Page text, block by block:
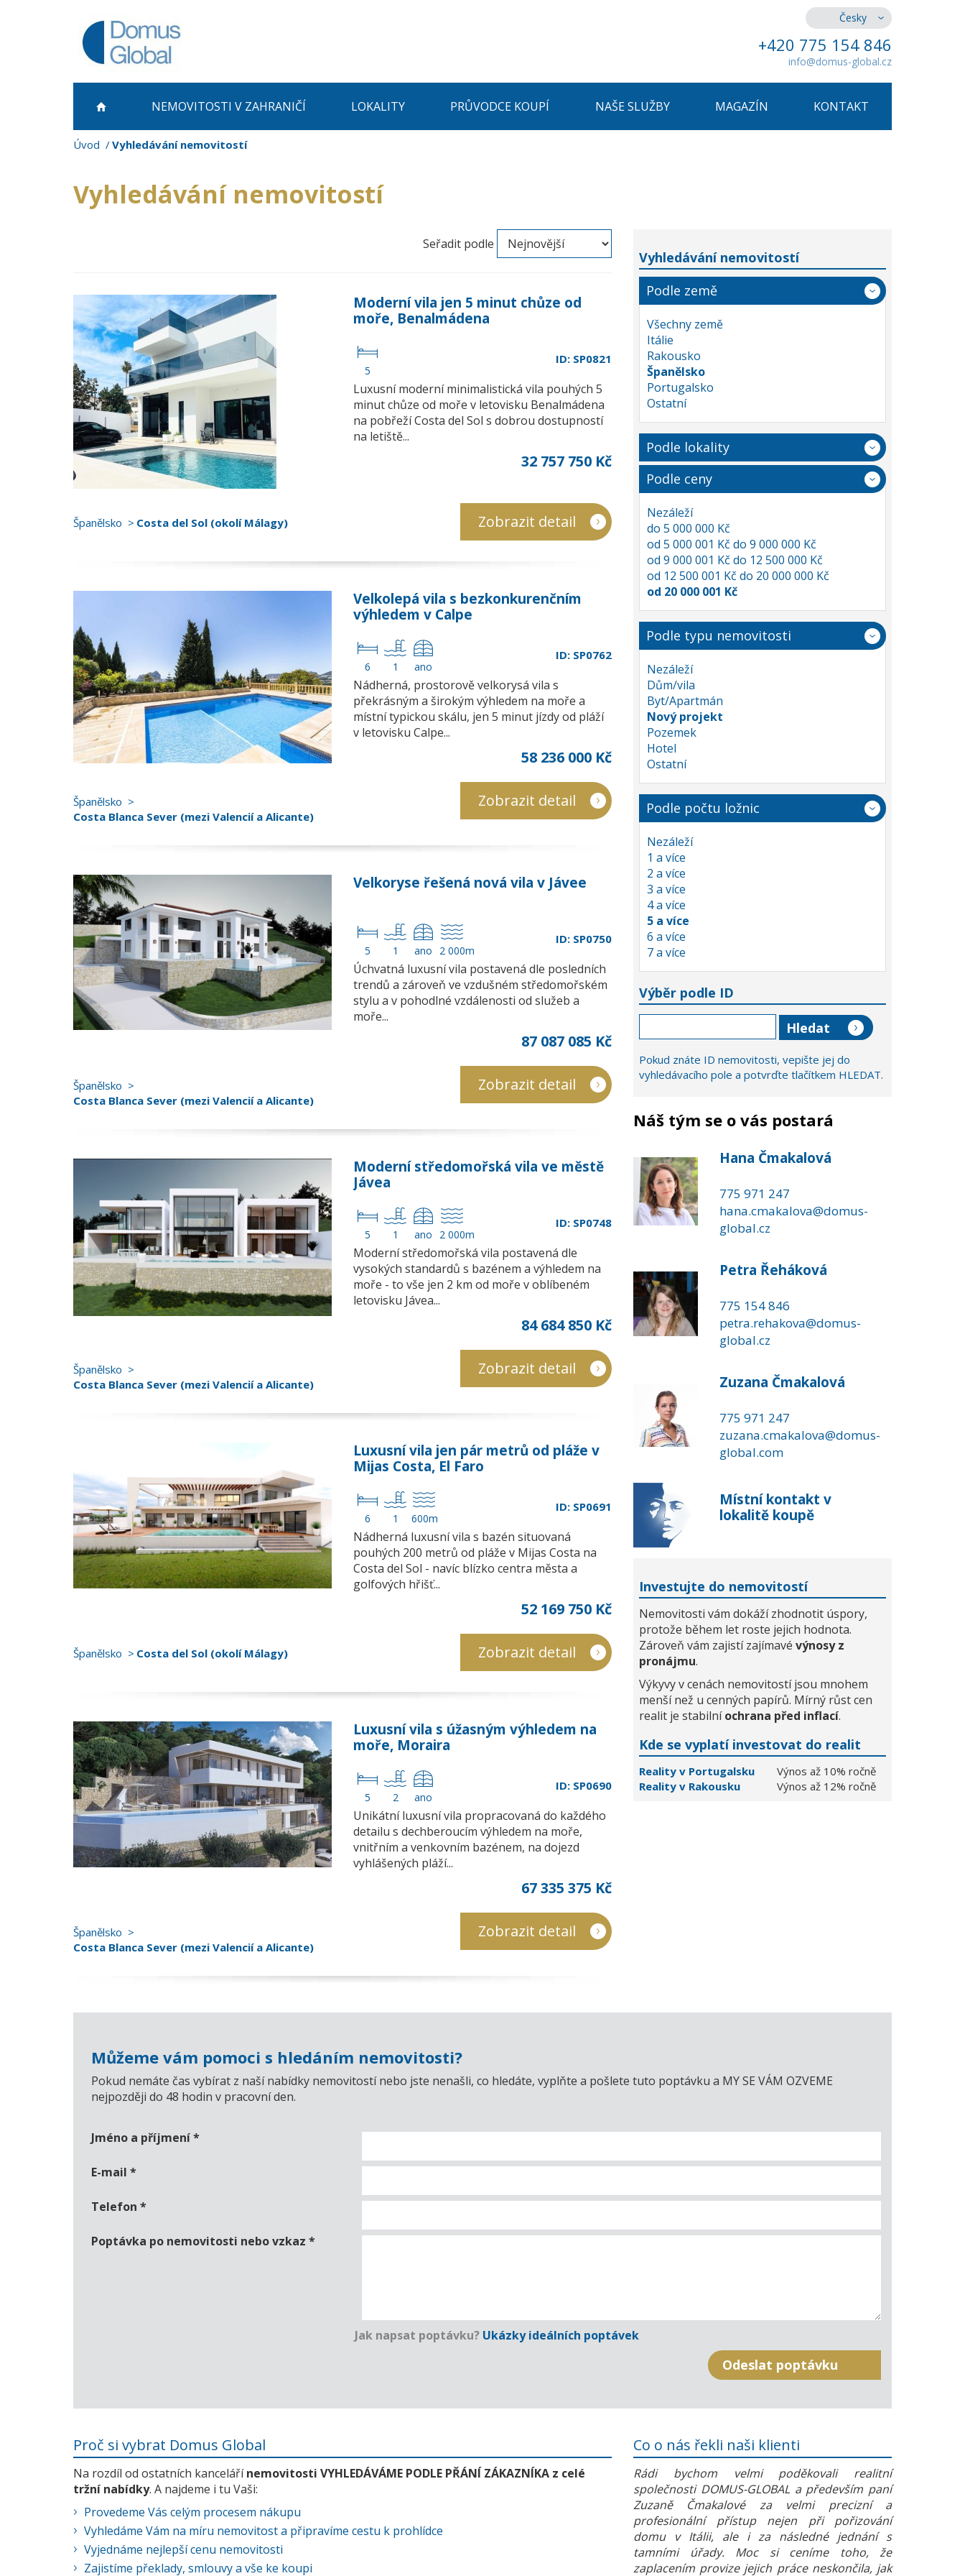
Česky
+420 775 154 846
info@domus-global.cz
NEMOVITOSTI V ZAHRANIČÍ LOKALITY PRŮVODCE KOUPÍ NAŠE SLUŽBY MAGAZÍN KONTAKT
Úvod Vyhledávání nemovitostí
Vyhledávání nemovitostí
Seřadit podle
Moderní vila jen 5 minut chůze od
moře, Benalmádena
5
ID: SP0821
Luxusní moderní minimalistická vila pouhých 5
minut chůze od moře v letovisku Benalmádena
na pobřeží Costa del Sol s dobrou dostupností
na letiště...
32 757 750 Kč
Španělsko Costa del Sol (okolí Málagy) Zobrazit detail
Velkolepá vila s bezkonkurenčním
výhledem v Calpe
6 1 ano
ID: SP0762
Nádherná, prostorově velkorysá vila s
překrásným a širokým výhledem na moře a
místní typickou skálu, jen 5 minut jízdy od pláží
v letovisku Calpe...
58 236 000 Kč
Španělsko
Costa Blanca Sever (mezi Valencií a Alicante)
Zobrazit detail
Velkoryse řešená nová vila v Jávee
5 1 ano 2 000m
ID: SP0750
Úchvatná luxusní vila postavená dle posledních
trendů a zároveň ve vzdušném středomořském
stylu a v pohodlné vzdálenosti od služeb a
moře...
87 087 085 Kč
Španělsko
Costa Blanca Sever (mezi Valencií a Alicante)
Zobrazit detail
Moderní středomořská vila ve městě
Jávea
5 1 ano 2 000m
ID: SP0748
Moderní středomořská vila postavená dle
vysokých standardů s bazénem a výhledem na
moře - to vše jen 2 km od moře v oblíbeném
letovisku Jávea...
84 684 850 Kč
Španělsko
Costa Blanca Sever (mezi Valencií a Alicante)
Zobrazit detail
Luxusní vila jen pár metrů od pláže v
Mijas Costa, El Faro
6 1 600m
ID: SP0691
Nádherná luxusní vila s bazén situovaná
pouhých 200 metrů od pláže v Mijas Costa na
Costa del Sol - navíc blízko centra města a
golfových hřišť...
52 169 750 Kč
Španělsko Costa del Sol (okolí Málagy) Zobrazit detail
Luxusní vila s úžasným výhledem na
moře, Moraira
5 2 ano
ID: SP0690
Unikátní luxusní vila propracovaná do každého
detailu s dechberoucím výhledem na moře,
vnitřním a venkovním bazénem, na dojezd
vyhlášených pláží...
67 335 375 Kč
Španělsko
Costa Blanca Sever (mezi Valencií a Alicante)
Zobrazit detail
Vyhledávání nemovitostí
Podle země
Všechny země
Itálie
Rakousko
Španělsko
Portugalsko
Ostatní
Podle lokality
Podle ceny
Nezáleží
do 5 000 000 Kč
od 5 000 001 Kč do 9 000 000 Kč
od 9 000 001 Kč do 12 500 000 Kč
od 12 500 001 Kč do 20 000 000 Kč
od 20 000 001 Kč
Podle typu nemovitosti
Nezáleží
Dům/vila
Byt/Apartmán
Nový projekt
Pozemek
Hotel
Ostatní
Podle počtu ložnic
Nezáleží
1 a více
2 a více
3 a více
4 a více
5 a více
6 a více
7 a více
Výběr podle ID
Pokud znáte ID nemovitosti, vepište jej do
vyhledávacího pole a potvrďte tlačítkem HLEDAT.
Náš tým se o vás postará
Hana Čmakalová
775 971 247
hana.cmakalova@domus-
global.cz
Petra Řeháková
775 154 846
petra.rehakova@domus-
global.cz
Zuzana Čmakalová
775 971 247
zuzana.cmakalova@domus-
global.com
Místní kontakt v
lokalitě koupě
Investujte do nemovitostí
Nemovitosti vám dokáží zhodnotit úspory,
protože během let roste jejich hodnota.
Zároveň vám zajistí zajímavé výnosy z
pronájmu.
Výkyvy v cenách nemovitostí jsou mnohem
menší než u cenných papírů. Mírný růst cen
realit je stabilníochrana před inflací.
Kde se vyplatí investovat do realit
Reality v Portugalsku
Výnos až 10% ročně
Reality v Rakousku
Výnos až 12% ročně
Můžeme vám pomoci s hledáním nemovitosti?
Pokud nemáte čas vybírat z naší nabídky nemovitostí nebo jste nenašli, co hledáte, vyplňte a pošlete tuto poptávku a MY SE VÁM OZVEME
nejpozději do 48 hodin v pracovní den.
Jméno a příjmení*
E-mail *
Telefon *
Poptávka po nemovitosti nebo vzkaz *
Jak napsat poptávku? Ukázky ideálních poptávek
Proč si vybrat Domus Global
Na rozdíl od ostatních kancelářínemovitosti VYHLEDÁVÁME PODLE PŘÁNÍ ZÁKAZNÍKA z celé
tržní nabídky. A najdeme i tu Vaši:
Provedeme Vás celým procesem nákupu
Vyhledáme Vám na míru nemovitost a připravíme cestu k prohlídce
Vyjednáme nejlepší cenu nemovitosti
Zajistíme překlady, smlouvy a vše ke koupi
Co o nás řekli naši klienti
Rádi bychom velmi poděkovali realitní
společnosti DOMUS-GLOBAL a především paní
Zuzaně Čmakalové za velmi precizní a
profesionální přístup nejen při pořizování
domu v Itálii, ale i za následné jednání s
tamními úřady. Moc si ceníme toho, že
zaplacením provize jejich práce neskončila, jak